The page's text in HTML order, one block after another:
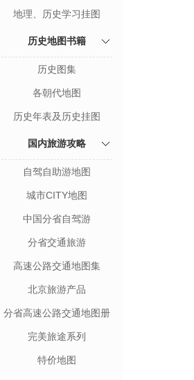
地理、历史学习挂图
历史地图书籍
历史图集
各朝代地图
历史年表及历史挂图
国内旅游攻略
自驾自助游地图
城市CITY地图
中国分省自驾游
分省交通旅游
高速公路交通地图集
北京旅游产品
分省高速公路交通地图册
完美旅途系列
特价地图